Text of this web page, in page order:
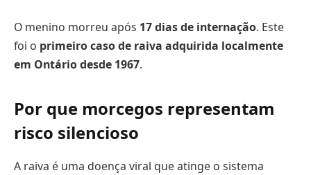
O menino morreu após 17 dias de internação. Este
foi o primeiro caso de raiva adquirida localmente
em Ontário desde 1967.
Por que morcegos representam
risco silencioso
A raiva é uma doença viral que atinge o sistema